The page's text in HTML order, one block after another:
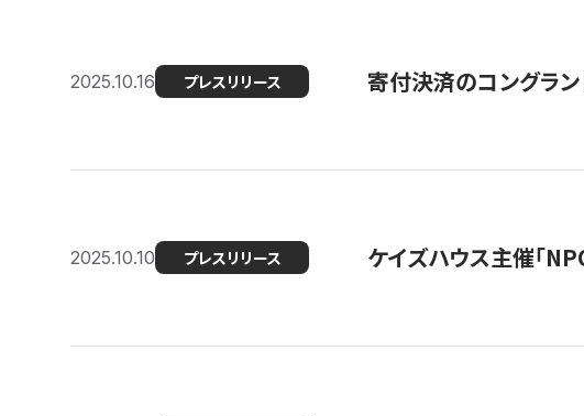
2025.10.16 プレスリリース 寄付決済のコングラ
2025.10.10 プレスリリース ケイズハウス主催「